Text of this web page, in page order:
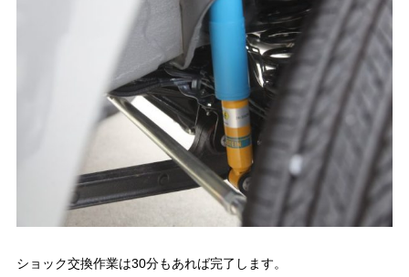
ショック交換作業は30分もあれば完了します。